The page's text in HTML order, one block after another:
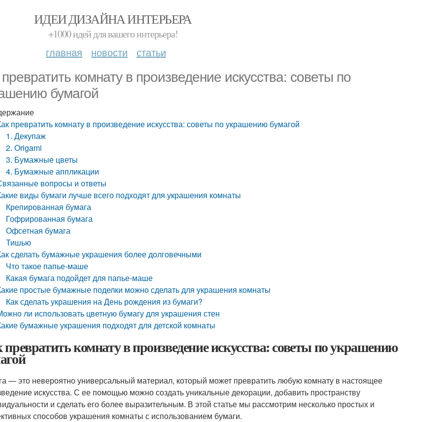
ИДЕИ ДИЗАЙНА ИНТЕРЬЕРА
+1000 идей для вашего интерьера!
главная новости статьи
превратить комнату в произведение искусства: советы по
бумагой
превратить комнату в произведение искусства: советы по украшению бумагой
1. Декупаж
2. Origami
3. Бумажные цветы
4. Бумажные аппликации
вопросы и ответы
виды бумаги лучше всего подходят для украшения комнаты
Крепированная бумага
Гофрированная бумага
Офсетная бумага
Тишью
сделать бумажные украшения более долговечными
Что такое папье-маше
Какая бумага подойдет для папье-маше
простые бумажные поделки можно сделать для украшения комнаты
Как сделать украшения на День рождения из бумаги?
ли использовать цветную бумагу для украшения стен
бумажные украшения подходят для детской комнаты
комнату в произведение искусства: советы по украшению
— это невероятно универсальный материал, который может превратить любую комнату в настоящее
искусства. С ее помощью можно создать уникальные декорации, добавить пространству
и сделать его более выразительным. В этой статье мы рассмотрим несколько простых и
способов украшения комнаты с использованием бумаги.